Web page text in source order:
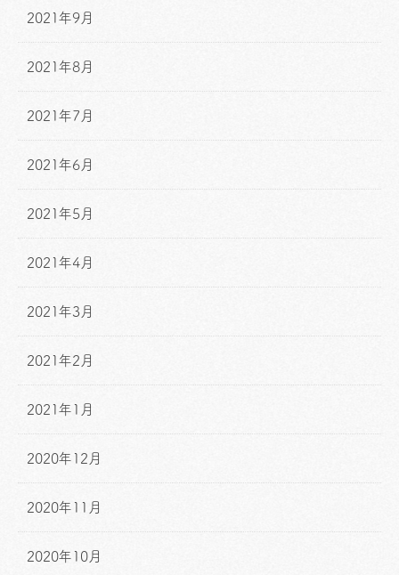
2021年9月
2021年8月
2021年7月
2021年6月
2021年5月
2021年4月
2021年3月
2021年2月
2021年1月
2020年12月
2020年11月
2020年10月